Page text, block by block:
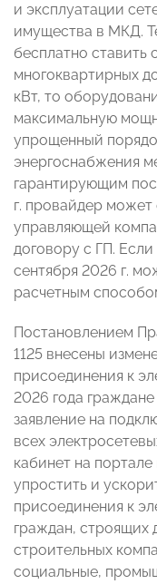
и эксплуатации
имущества в МКД.
бесплатно ставить
многоквартирных
кВт, то
максимальную
упрощенный
энергоснабжения
гарантирующим
г. провайдер может
управляющей
договору с ГП.
сентября 2026 г.
расчетным
Постановлением
1125 внесены
присоединения к
2026 года
заявление на
всех
кабинет на
упростить и
присоединения к
граждан, строящих
строительных
социальные,